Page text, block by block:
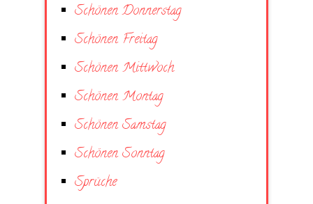
Schönen Donnerstag
Schönen Freitag
Schönen Mittwoch
Schönen Montag
Schönen Samstag
Schönen Sonntag
Sprüche